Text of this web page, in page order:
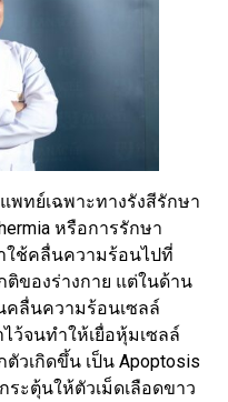
พทย์เฉพาะทางรังสีรักษา
หรือการรักษา
ใช้คลื่นความร้อนไปที่
ติของร่างกาย แต่ในด้าน
คลื่นความร้อนเซลล์
ไว้จนทำให้เยื่อหุ้มเซลล์
วเกิดขึ้น เป็น Apoptosis
ระตุ้นให้ตัวเม็ดเลือดขาว